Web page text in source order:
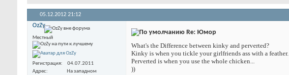
05.12.2012 21:12
OzZy
Местный
Регистрация
04.07.2011
Адрес
На западном
Re: Юмор
What's the Difference between kinky and perverted?
Kinky is when you tickle your girlfriends ass with a feather.
Perverted is when you use the whole chicken...
))